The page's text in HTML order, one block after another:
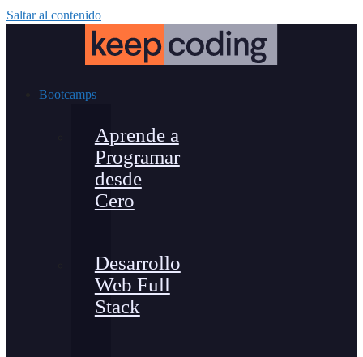
Saltar al contenido
Bootcamps
Aprende a
Programar
desde
Cero
Desarrollo
Web Full
Stack